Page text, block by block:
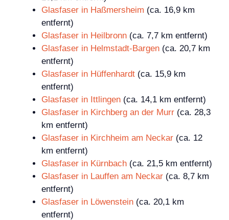
Glasfaser in Haßmersheim (ca. 16,9 km
entfernt)
Glasfaser in Heilbronn (ca. 7,7 km entfernt)
Glasfaser in Helmstadt-Bargen (ca. 20,7 km
entfernt)
Glasfaser in Hüffenhardt (ca. 15,9 km
entfernt)
Glasfaser in Ittlingen (ca. 14,1 km entfernt)
Glasfaser in Kirchberg an der Murr (ca. 28,3
km entfernt)
Glasfaser in Kirchheim am Neckar (ca. 12
km entfernt)
Glasfaser in Kürnbach (ca. 21,5 km entfernt)
Glasfaser in Lauffen am Neckar (ca. 8,7 km
entfernt)
Glasfaser in Löwenstein (ca. 20,1 km
entfernt)